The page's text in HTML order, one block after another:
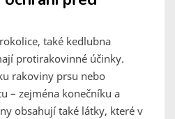
také kedlubna
protirakovinné účinky.
rakoviny prsu nebo
– zejména konečníku a
obsahují také látky, které v